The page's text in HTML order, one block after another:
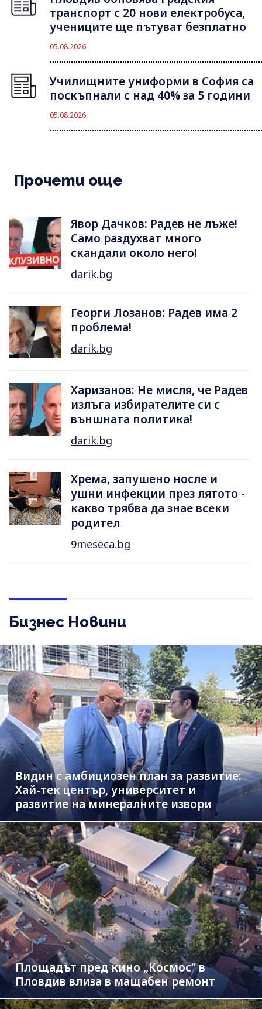
транспорт с 20 нови електробуса,
учениците ще пътуват безплатно
05.08.2026
Училищните униформи в София са
поскъпнали с над 40% за 5 години
05.08.2026
Прочети още
Явор Дачков: Радев не лъже!
Само раздухват много
скандали около него!
darik.bg
Георги Лозанов: Радев има 2
проблема!
darik.bg
Харизанов: Не мисля, че Радев
излъга избирателите си с
външната политика!
darik.bg
Хрема, запушено носле и
ушни инфекции през лятотo -
какво трябва да знае всеки
родител
9meseca.bg
Бизнес Новини
Видин с амбициозен план за развитие:
Хай-тек център, университет и
развитие на минералните извори
Площадът пред кино „Космос“ в
Пловдив влиза в мащабен ремонт